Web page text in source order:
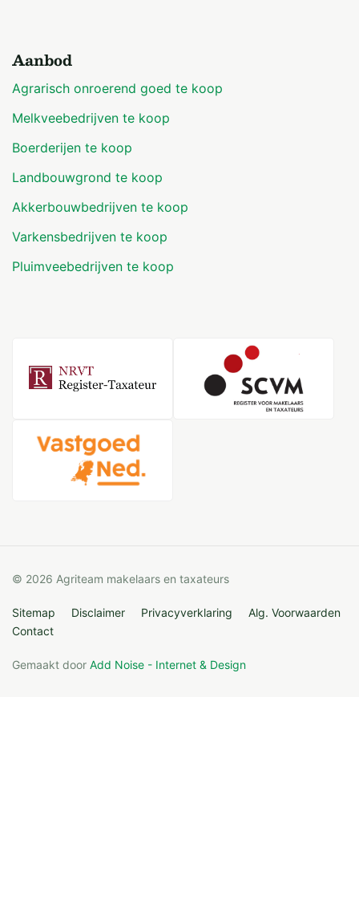
Aanbod
Agrarisch onroerend goed te koop
Melkveebedrijven te koop
Boerderijen te koop
Landbouwgrond te koop
Akkerbouwbedrijven te koop
Varkensbedrijven te koop
Pluimveebedrijven te koop
© 2026 Agriteam makelaars en taxateurs
Sitemap Disclaimer Privacyverklaring
Alg. Voorwaarden
Contact
Gemaakt door Add Noise - Internet & Design